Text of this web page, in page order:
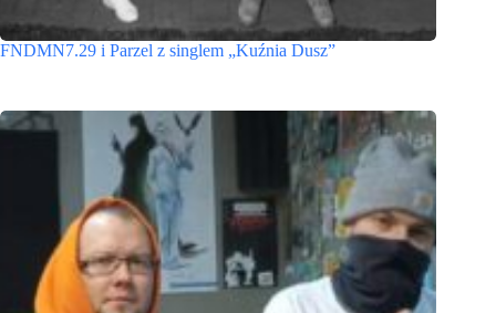
FNDMN7.29 i Parzel z singlem „Kuźnia Dusz”